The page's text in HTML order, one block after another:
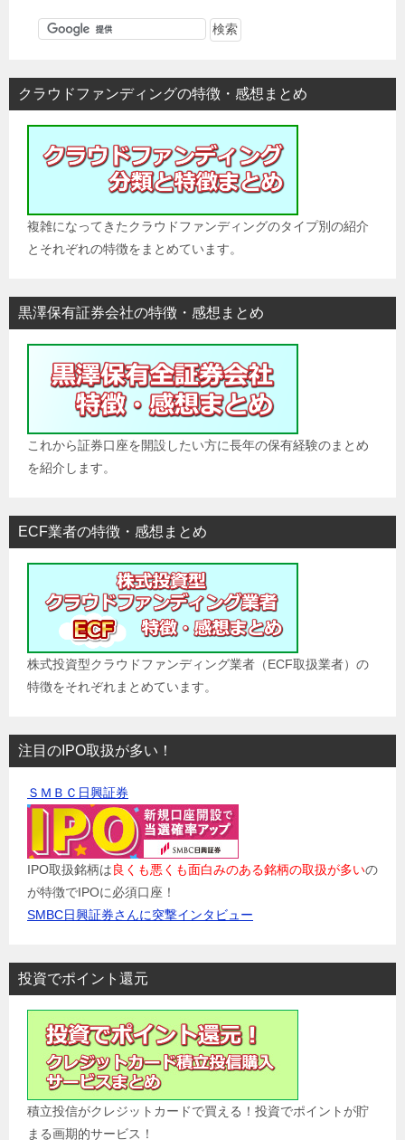
シクラウドファンディングの特徴・感想まとめ
複雑になってきたクラウドファンディングのタイプ別の紹介
とそれぞれの特徴をまとめています。
黒澤保有証券会社の特徴・感想まとめ
これから証券口座を開設したい方に長年の保有経験のまとめ
を紹介します。
ECF業者の特徴・感想まとめ
株式投資型クラウドファンディング業者（ECF取扱業者）の
特徴をそれぞれまとめています。
注目のIPO取扱が多い！
ＳＭＢＣ日興証券
IPO取扱銘柄は良くも悪くも面白みのある銘柄の取扱が多いの
が特徴でIPOに必須口座！
SMBC日興証券さんに突撃インタビュー
投資でポイント還元
積立投信がクレジットカードで買える！投資でポイントが貯
まる画期的サービス！